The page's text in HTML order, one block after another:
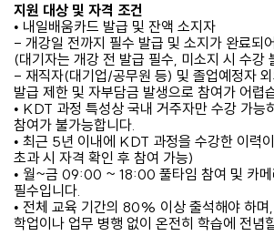
지원 대상 및 자격 조건
• 내일배움카드 발급 및 잔액 소지자
- 개강일 전까지 필수 발급 및 소지가 완료되
(대기자는 개강 전 발급 필수, 미소지 시 수강
- 재직자(대기업/공무원 등) 및 졸업예정자
발급 제한 및 자부담금 발생으로 참여가 어렵
• KDT 과정 특성상 국내 거주자만 수강 가능
참여가 불가능합니다.
• 최근 5년 이내에 KDT 과정을 수강한 이력
초과 시 자격 확인 후 참여 가능)
• 월~금 09:00 ~ 18:00 풀타임 참여 및 카메
필수입니다.
• 전체 교육 기간의 80% 이상 출석해야 하며
학업이나 업무 병행 없이 온전히 학습에 전념